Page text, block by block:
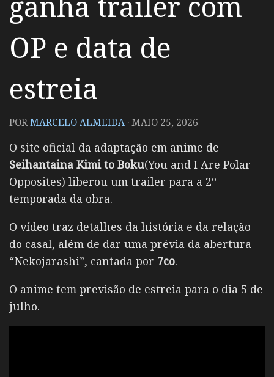
OP e data de
estreia
PORMARCELO ALMEIDA ·MAIO 25, 2026
O site oficial da adaptação em anime de
Seihantaina Kimi to Boku(You and I Are Polar
Opposites) liberou um trailer para a 2º
temporada da obra.
O vídeo traz detalhes da história e da relação
do casal, além de dar uma prévia da abertura
“Nekojarashi”, cantada por 7co.
O anime tem previsão de estreia para o dia 5 de
julho.